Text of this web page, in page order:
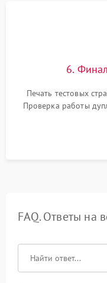
6.
Печать тестовых
Проверка работы
качества запекания
изображения
FAQ. Ответы на